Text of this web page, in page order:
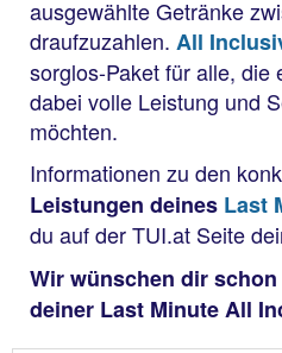
ausgewählte Getränke
draufzuzahlen. All
sorglos-Paket für alle, die
dabei volle Leistung und
möchten.
Informationen zu den
Leistungen deines Last
du auf der TUI.at Seite
Wir wünschen dir
deiner Last Minute All